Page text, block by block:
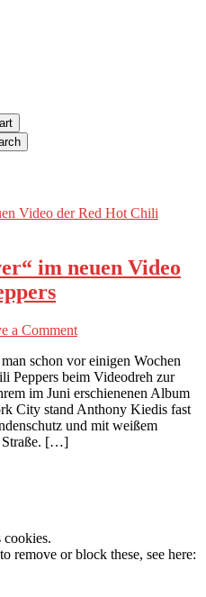
im neuen Video
a Comment
schon vor einigen Wochen
Peppers beim Videodreh zur
im Juni erschienenen Album
City stand Anthony Kiedis fast
und mit weißem
Straße. […]
remove or block these, see here: